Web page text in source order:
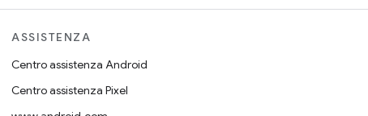
ASSISTENZA
Centro assistenza Android
Centro assistenza Pixel